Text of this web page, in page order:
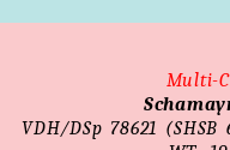
Multi-
VDH/DSp 78621 (SHSB